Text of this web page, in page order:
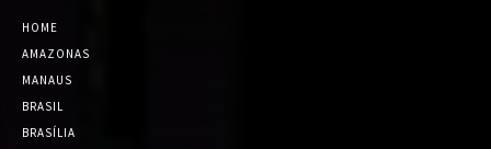
HOME
AMAZONAS
MANAUS
BRASIL
BRASÍLIA